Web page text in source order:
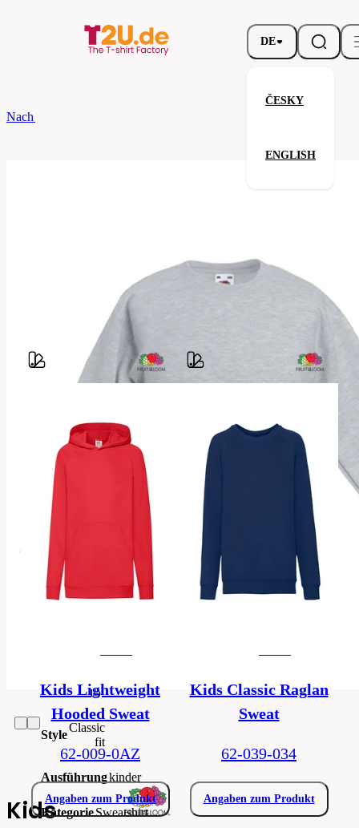
DE
ČESKY
ENGLISH
Nach dem Brand
Kids
031-
094
Material
15
Style
Classic
fit
Ausführungkinder
KategorieSweatshirt
Ihre Zufriedenheit ist unsere Priorität.
Kids Lightweight
Hooded Sweat
62-009-0AZ
Angaben zum Produkt
Kids Classic Raglan
Sweat
62-039-034
Angaben zum Produkt